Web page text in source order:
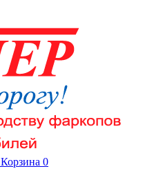
Корзина 0